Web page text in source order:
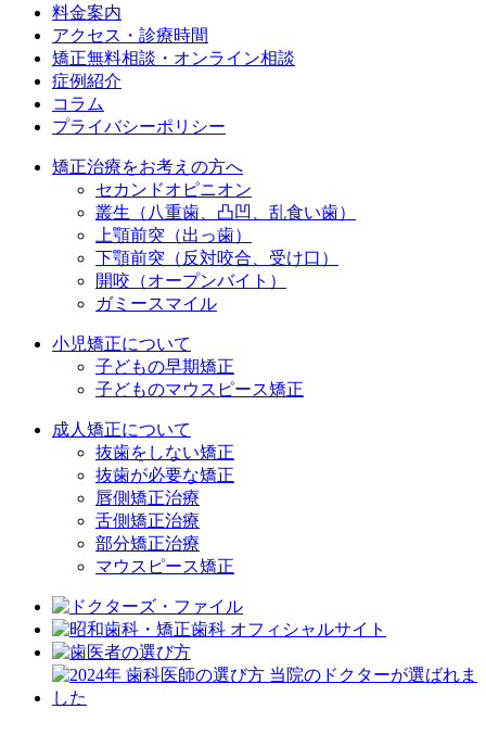
料金案内
アクセス・診療時間
矯正無料相談・オンライン相談
症例紹介
コラム
プライバシーポリシー
矯正治療をお考えの方へ
セカンドオピニオン
叢生（八重歯、凸凹、乱食い歯）
上顎前突（出っ歯）
下顎前突（反対咬合、受け口）
開咬（オープンバイト）
ガミースマイル
小児矯正について
子どもの早期矯正
子どものマウスピース矯正
成人矯正について
抜歯をしない矯正
抜歯が必要な矯正
唇側矯正治療
舌側矯正治療
部分矯正治療
マウスピース矯正